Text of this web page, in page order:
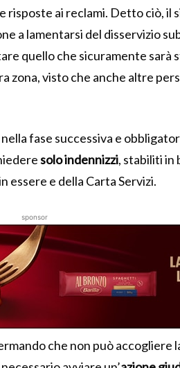
risposte ai reclami. Detto ciò, il
a lamentarsi del disservizio
quello che sicuramente sarà
zona, visto che anche altre
fase successiva e
solo indennizzi, stabiliti in
essere e della Carta Servizi.
sponsor
che non può accogliere